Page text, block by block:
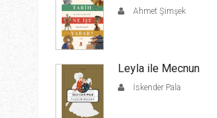
Ahmet Şimşek
Leyla ile Mecnun
İskender Pala